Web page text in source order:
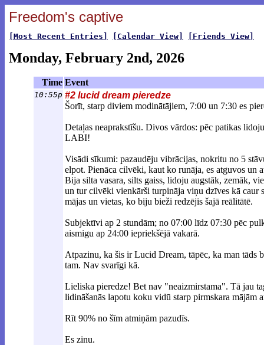
Freedom's captive
[Most Recent Entries] [Calendar View] [Friends View]
Monday, February 2nd, 2026
Time Event
10:55p #2 lucid dream pieredze
Šorīt, starp diviem modinātājiem, 7:00 un 7:30 es
Detaļas neaprakstīšu. Divos vārdos: pēc patikas
LABI!
Visādi sīkumi: pazaudēju vibrācijas, nokritu no 5
elpot. Pienāca cilvēki, kaut ko runāja, es atguvos un
Bija silta vasara, silts gaiss, lidoju augstāk, zemāk,
un tur cilvēki vienkārši turpināja viņu dzīves kā caur
mājas un vietas, ko biju bieži redzējis šajā reālitātē.
Subjektīvi ap 2 stundām; no 07:00 līdz 07:30 pēc
aismigu ap 24:00 iepriekšējā vakarā.
Atpazinu, ka šis ir Lucid Dream, tāpēc, ka man tāds
tam. Nav svarīgi kā.
Lieliska pieredze! Bet nav "neaizmirstama". Tā jau
lidināšanās lapotu koku vidū starp pirmskara
Rīt 90% no šīm atmiņām pazudīs.
Es zinu.